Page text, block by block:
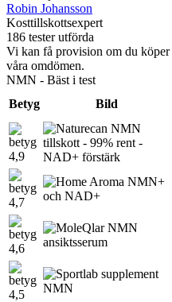
Robin Johansson
Kosttillskottsexpert
186 tester utförda
Vi kan få provision om du
våra omdömen.
NMN - Bäst i test
Betyg
Bild
4,9
4,7
4,6
4,5